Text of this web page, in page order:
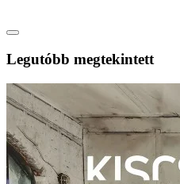
Legutóbb megtekintett